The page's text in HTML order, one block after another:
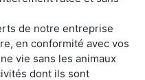
de notre entreprise
en conformité avec vos
vie sans les animaux
dont ils sont